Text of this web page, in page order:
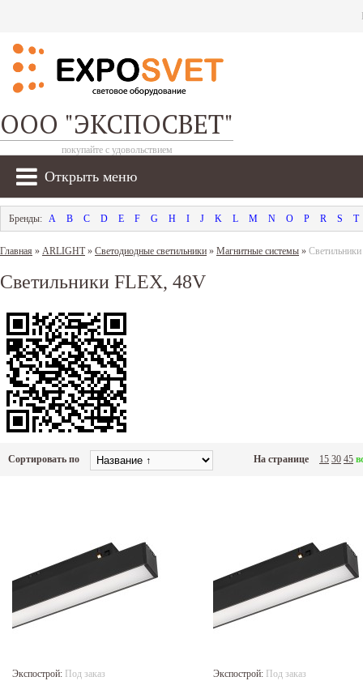
ООО "ЭКСПОСВЕТ"
покупайте с удовольствием
Открыть меню
A B C D E F G H I J K L M N O P R S T
Главная » ARLIGHT» Светодиодные светильники » Магнитные системы »
Светильники FLEX, 48V
Сортировать по На странице 15 30 45
Экспострой: Под заказ
Экспострой: Под заказ